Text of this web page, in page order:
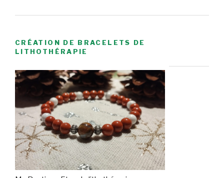
CRÉATION DE BRACELETS DE
LITHOTHÉRAPIE